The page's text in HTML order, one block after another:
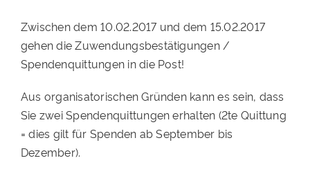
Zwischen dem 10.02.2017 und dem 15.02.2017
gehen die Zuwendungsbestätigungen /
Spendenquittungen in die Post!
Aus organisatorischen Gründen kann es sein, dass
Sie zwei Spendenquittungen erhalten (2te Quittung
= dies gilt für Spenden ab September bis
Dezember).